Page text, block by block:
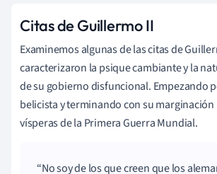
Citas de Guillermo II
Examinemos algunas de las citas de
caracterizaron la psique cambiante y la
de su gobierno disfuncional. Empezando
belicista y terminando con su
vísperas de la Primera Guerra Mundial.
No soy de los que creen que los